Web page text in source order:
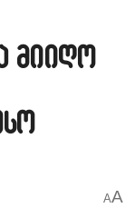
მიიღო
AA